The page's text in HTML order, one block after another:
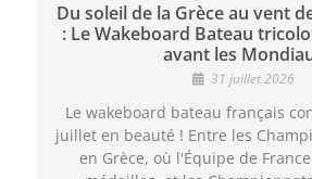
Du soleil de la Grèce au vent
: Le Wakeboard Bateau
avant les
31 juillet 2026
Le wakeboard bateau français
juillet en beauté ! Entre les
en Grèce, où l'Équipe de